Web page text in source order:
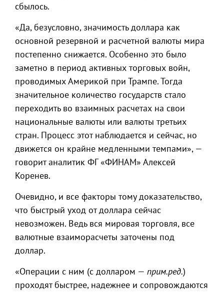
сбылось.
«Да, безусловно, значимость доллара как
основной резервной и расчетной валюты мира
постепенно снижается. Особенно это было
заметно в период активных торговых войн,
проводимых Америкой при Трампе. Тогда
значительное количество государств стало
переходить во взаимных расчетах на свои
национальные валюты или валюты третьих
стран. Процесс этот наблюдается и сейчас, но
движется он крайне медленными темпами», —
говорит аналитик ФГ «ФИНАМ» Алексей
Коренев.
Очевидно, и все факторы тому доказательство,
что быстрый уход от доллара сейчас
невозможен. Ведь вся мировая торговля, все
валютные взаиморасчеты заточены под
доллар.
«Операции с ним (с долларом — прим.ред.)
проходят быстрее, надежнее и сопровождаются